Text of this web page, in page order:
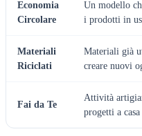
Economia
Circolare
Un modello
i prodotti in
Materiali
Riciclati
Materiali già
creare nuovi
Fai da Te
Attività
progetti a